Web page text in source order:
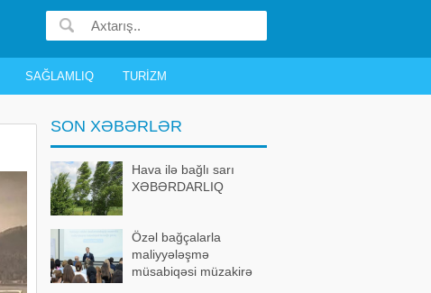
SAĞLAMLIQ TURIZM
SON XƏBƏRLƏR
Hava ilə bağlı sarı
XƏBƏRDARLIQ
Özəl bağçalarla
maliyyələşmə
müsabiqəsi müzakirə